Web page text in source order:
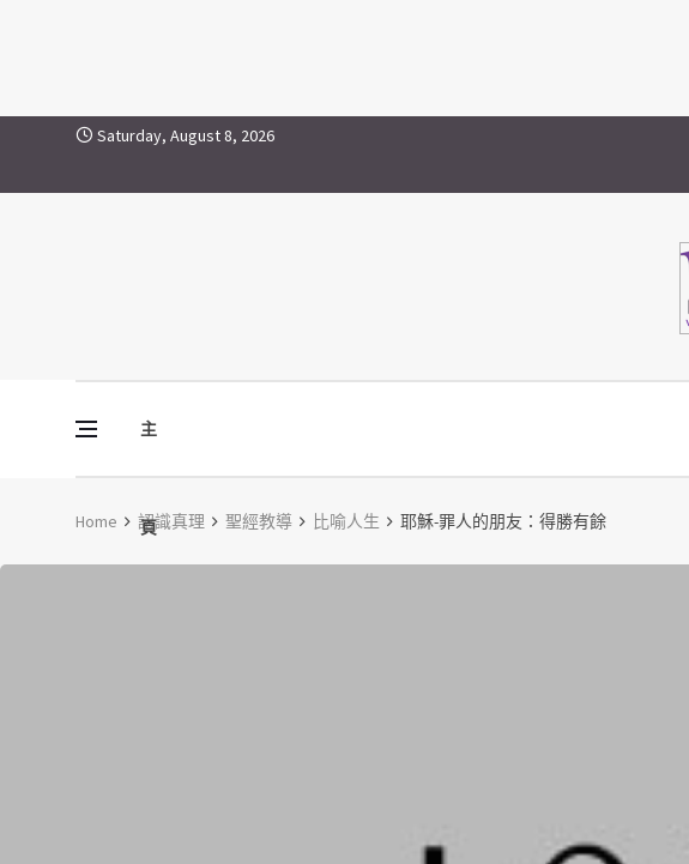
Skip to contentSaturday, August 8, 2026
主
頁
Vine Media
葡萄樹傳媒
Home 認識真理 聖經教導 比喻人生 耶穌-罪人的朋友：得勝有餘